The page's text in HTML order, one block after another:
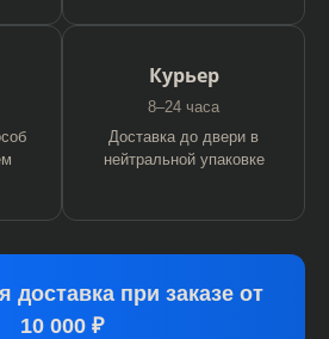
Курьер
8–24 часа
Доставка до двери в
нейтральной упаковке
доставка при заказе от
10 000 ₽